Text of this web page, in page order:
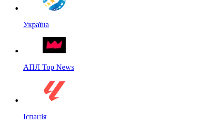
Україна
АПЛ Top News
Іспанія